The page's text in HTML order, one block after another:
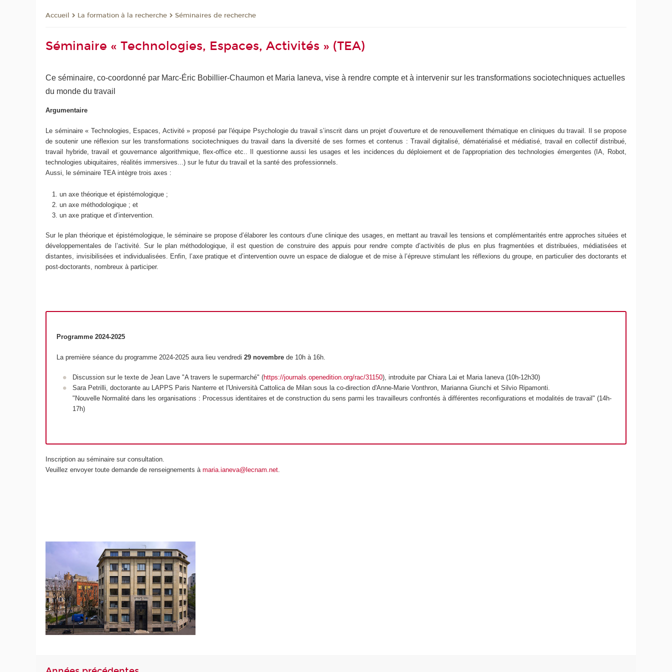
Accueil La formation à la recherche Séminaires de recherche
Séminaire « Technologies, Espaces, Activités » (TEA)
Ce séminaire, co-coordonné par Marc-Éric Bobillier-Chaumon et Maria Ianeva, vise à rendre compte et à intervenir sur les transformations sociotechniques actuelles
du monde du travail
Argumentaire
Le séminaire « Technologies, Espaces, Activité » proposé par l'équipe Psychologie du travail s’inscrit dans un projet d’ouverture et de renouvellement thématique en cliniques du travail. Il se propose
de soutenir une réflexion sur les transformations sociotechniques du travail dans la diversité de ses formes et contenus : Travail digitalisé, dématérialisé et médiatisé, travail en collectif distribué,
travail hybride, travail et gouvernance algorithmique, flex-office etc.. Il questionne aussi les usages et les incidences du déploiement et de l'appropriation des technologies émergentes (IA, Robot,
technologies ubiquitaires, réalités immersives...) sur le futur du travail et la santé des professionnels.
Aussi, le séminaire TEA intègre trois axes :
un axe théorique et épistémologique ;
un axe méthodologique ; et
un axe pratique et d’intervention.
Sur le plan théorique et épistémologique, le séminaire se propose d’élaborer les contours d’une clinique des usages, en mettant au travail les tensions et complémentarités entre approches situées et
développementales de l’activité. Sur le plan méthodologique, il est question de construire des appuis pour rendre compte d’activités de plus en plus fragmentées et distribuées, médiatisées et
distantes, invisibilisées et individualisées. Enfin, l’axe pratique et d’intervention ouvre un espace de dialogue et de mise à l’épreuve stimulant les réflexions du groupe, en particulier des doctorants et
post-doctorants, nombreux à participer.
Programme 2024-2025
La première séance du programme 2024-2025 aura lieu vendredi 29 novembrede 10h à 16h.
Discussion sur le texte de Jean Lave "A travers le supermarché" (https://journals.openedition.org/rac/31150), introduite par Chiara Lai et Maria Ianeva (10h-12h30)
Sara Petrilli, doctorante au LAPPS Paris Nanterre et l'Università Cattolica de Milan sous la co-direction d'Anne-Marie Vonthron, Marianna Giunchi et Silvio Ripamonti.
" Nouvelle Normalité dans les organisations : Processus identitaires et de construction du sens parmi les travailleurs confrontés à différentes reconfigurations et modalités de travail" (14h-
17h)
Inscription au séminaire sur consultation.
Veuillez envoyer toute demande de renseignements àmaria.ianeva@lecnam.net.